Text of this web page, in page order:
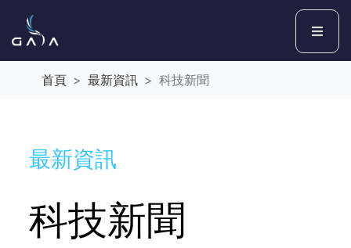
首頁 最新資訊 科技新聞
最新資訊
科技新聞